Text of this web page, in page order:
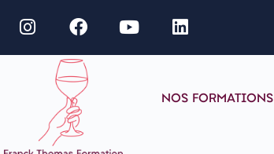
NOS FORMATIONS